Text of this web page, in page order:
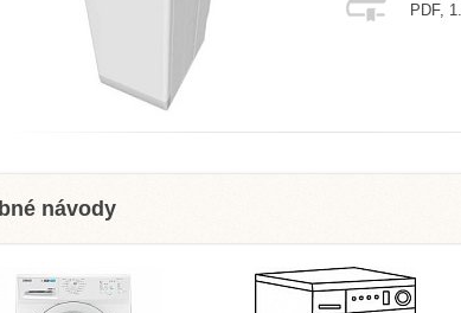
PDF,
návody